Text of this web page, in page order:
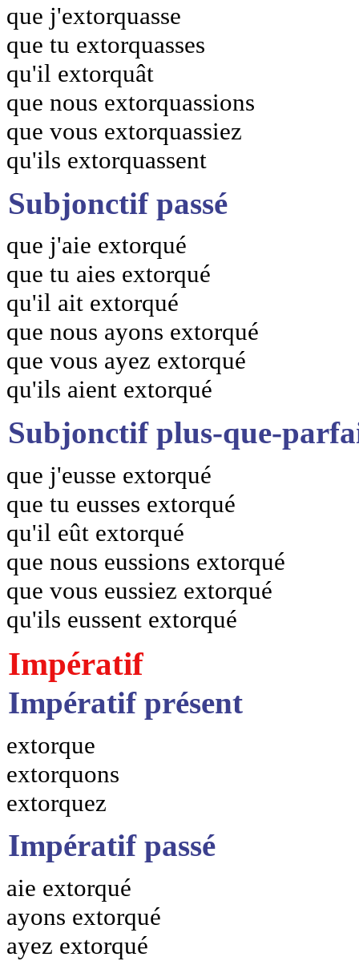
que j'extorquasse
que tu extorquasses
qu'il extorquât
que nous extorquassions
que vous extorquassiez
qu'ils extorquassent
Subjonctif passé
que j'aie extorqué
que tu aies extorqué
qu'il ait extorqué
que nous ayons extorqué
que vous ayez extorqué
qu'ils aient extorqué
Subjonctif plus-que-
que j'eusse extorqué
que tu eusses extorqué
qu'il eût extorqué
que nous eussions extorqué
que vous eussiez extorqué
qu'ils eussent extorqué
Impératif
Impératif présent
extorque
extorquons
extorquez
Impératif passé
aie extorqué
ayons extorqué
ayez extorqué